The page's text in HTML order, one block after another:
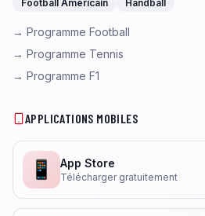
Football Américain
Handball
→ Programme Football
→ Programme Tennis
→ Programme F1
APPLICATIONS MOBILES
📱 App Store
Télécharger gratuitement